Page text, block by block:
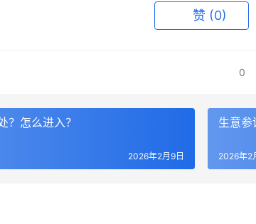
赞 (0)
0
？怎么进入？
2026年2月9日
生意参
2026年2